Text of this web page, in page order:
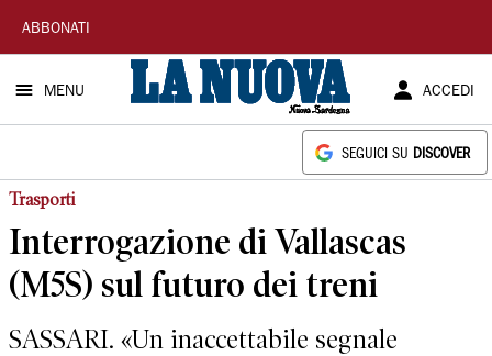
La
Nuova
Sardegna
ABBONATI
MENU ACCEDI
SEGUICI SU DISCOVER
Trasporti
Interrogazione di Vallascas
(M5S) sul futuro dei treni
SASSARI. «Un inaccettabile segnale